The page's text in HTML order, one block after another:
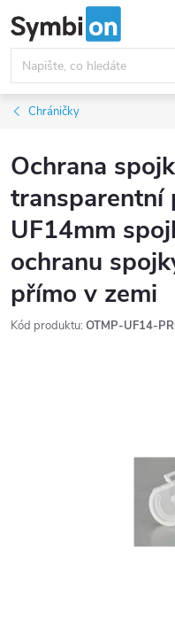
na
obsah
Chráničky
Ochrana
transparentní
UF14mm
ochranu
přímo v zemi
Kód produktu: OTMP-UF14-